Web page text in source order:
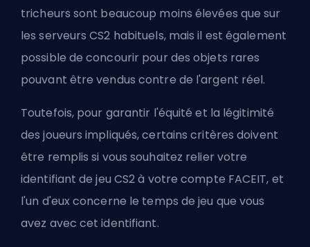
tricheurs sont beaucoup moins élevées que sur
les serveurs CS2 habituels, mais il est également
possible de concourir pour des objets rares
pouvant être vendus contre de l'argent réel.
Toutefois, pour garantir l'équité et la légitimité
des joueurs impliqués, certains critères doivent
être remplis si vous souhaitez relier votre
identifiant de jeu CS2 à votre compte FACEIT, et
l'un d'eux concerne le temps de jeu que vous
avez avec cet identifiant.